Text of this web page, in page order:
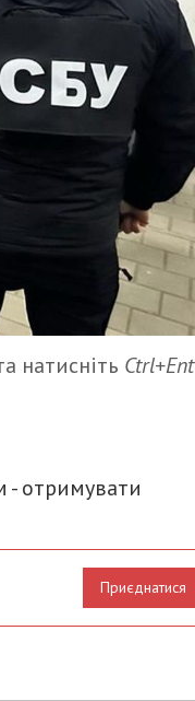
натисніть
- отримувати
Приєднатися